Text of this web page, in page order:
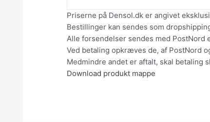
Priserne på Densol.dk er angivet
Bestillinger kan sendes som
Alle forsendelser sendes med PostNord
Ved betaling opkræves de, af PostNord
Medmindre andet er aftalt, skal betaling
Download produkt mappe